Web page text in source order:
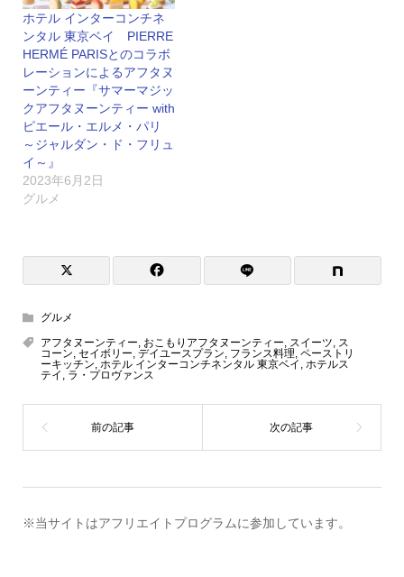
ホテル インターコンチネ
ンタル 東京ベイ PIERRE
HERMÉ PARISとのコラボ
レーションによるアフタヌ
ーンティー『サマーマジッ
クアフタヌーンティー with
ピエール・エルメ・パリ
～ジャルダン・ド・フリュ
イ～』
2023年6月2日
グルメ
グルメ
アフタヌーンティー, おこもりアフタヌーンティー, スイーツ, ス
コーン, セイボリー, デイユースプラン, フランス料理, ペーストリ
ーキッチン, ホテル インターコンチネンタル 東京ベイ , ホテルス
テイ , ラ・プロヴァンス
※当サイトはアフリエイトプログラムに参加しています。